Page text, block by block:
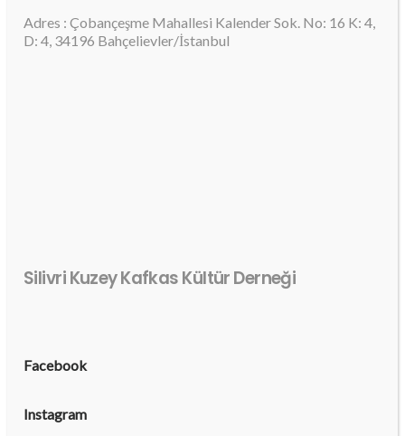
Adres : Çobançeşme Mahallesi Kalender Sok. No: 16 K: 4,
D: 4, 34196 Bahçelievler/İstanbul
Silivri Kuzey Kafkas Kültür Derneği
Facebook
Instagram